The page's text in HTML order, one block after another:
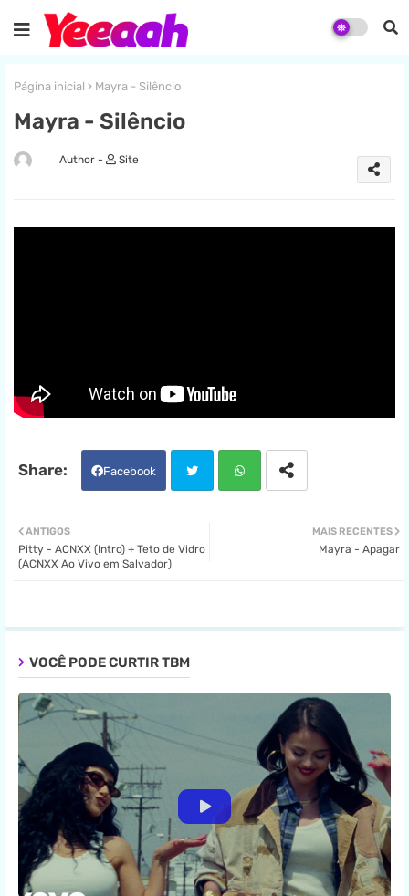
Página inicial Mayra - Silêncio
Mayra - Silêncio
Site
Facebook
ter
MAIS RECENTES
Mayra - Apagar
ANTIGOS
Pitty - ACNXX (Intro) + Teto de Vidro
(ACNXX Ao Vivo em Salvador)
VOCÊ PODE CURTIR TBM